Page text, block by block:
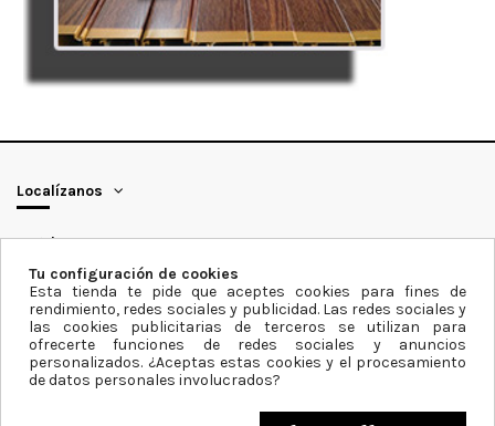
Localízanos
Legal
Condiciones
Síguenos
Tu configuración de cookies
Esta tienda te pide que aceptes cookies para fines de
rendimiento, redes sociales y publicidad. Las redes sociales y
las cookies publicitarias de terceros se utilizan para
ofrecerte funciones de redes sociales y anuncios
personalizados. ¿Aceptas estas cookies y el procesamiento
de datos personales involucrados?